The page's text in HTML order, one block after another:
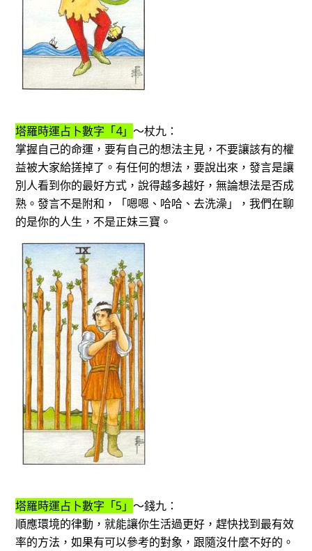
塔羅時運占卜數字「4」 ～杖九：
掌握自己的命運，要有自己的想法主見，不要讓該有的權
益被大家給搓掉了。有任何的想法，要說出來，發言是讓
別人看到你的最好方式，說得越多越好，無論想法是否成
熟。發言不是附和，「嗯嗯、哈哈、去洗澡」，我們在聊
的是你的人生，不是正妹三寶。
塔羅時運占卜數字「5」 ～錢九：
順應環境的律動，就能讓你生活過更好，趕快找到最有效
率的方法，如果有可以參考的對象，跟隨沒什麼不好的。